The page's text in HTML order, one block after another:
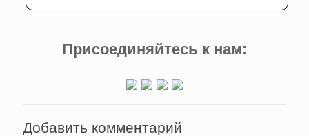
Присоединяйтесь к нам:
Добавить комментарий